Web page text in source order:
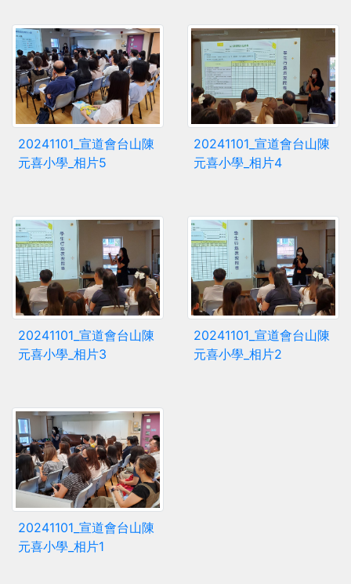
20241101_宣道會台山陳
元喜小學_相片5
20241101_宣道會台山陳
元喜小學_相片4
20241101_宣道會台山陳
元喜小學_相片3
20241101_宣道會台山陳
元喜小學_相片2
20241101_宣道會台山陳
元喜小學_相片1